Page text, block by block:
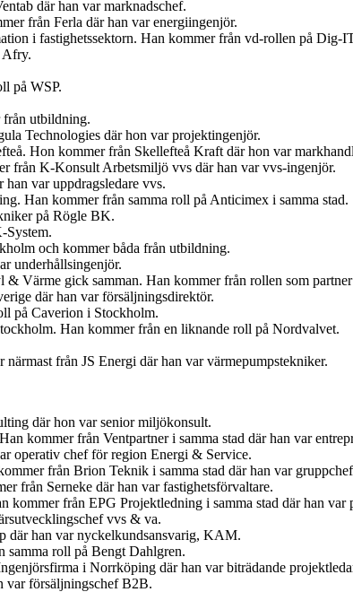
där han var marknadschef.
från Ferla där han var energiingenjör.
i fastighetssektorn. Han kommer från vd-rollen på Dig-
Afry.
på WSP.
från utbildning.
Technologies där hon var projektingenjör.
Hon kommer från Skellefteå Kraft där hon var
från K-Konsult Arbetsmiljö vvs där han var vvs-ingenjör.
var uppdragsledare vvs.
Han kommer från samma roll på Anticimex i samma stad.
på Rögle BK.
System.
och kommer båda från utbildning.
underhållsingenjör.
Värme gick samman. Han kommer från rollen som
där han var försäljningsdirektör.
på Caverion i Stockholm.
Han kommer från en liknande roll på Nordvalvet.
från JS Energi där han var värmepumpstekniker.
där hon var senior miljökonsult.
kommer från Ventpartner i samma stad där han var
operativ chef för region Energi & Service.
från Brion Teknik i samma stad där han var
från Serneke där han var fastighetsförvaltare.
från EPG Projektledning i samma stad där han var
vvs & va.
där han var nyckelkundsansvarig, KAM.
roll på Bengt Dahlgren.
i Norrköping där han var biträdande
var försäljningschef B2B.